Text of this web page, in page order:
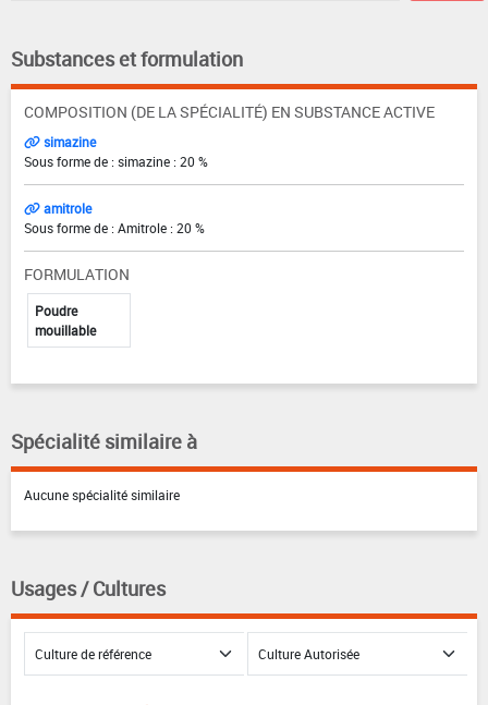
Substances et formulation
COMPOSITION (DE LA SPÉCIALITÉ) EN SUBSTANCE ACTIVE
simazine
Sous forme de : simazine : 20 %
amitrole
Sous forme de : Amitrole : 20 %
FORMULATION
Poudre
mouillable
Spécialité similaire à
Aucune spécialité similaire
Usages / Cultures